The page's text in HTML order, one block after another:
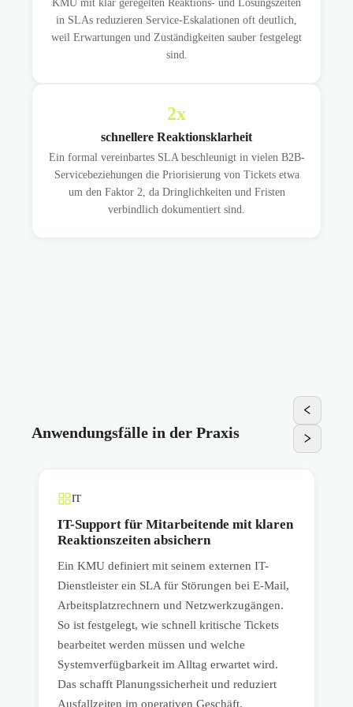
KMU mit klar geregelten Reaktions- und Lösungszeiten
in SLAs reduzieren Service-Eskalationen oft deutlich,
weil Erwartungen und Zuständigkeiten sauber festgelegt
sind.
2x
schnellere Reaktionsklarheit
Ein formal vereinbartes SLA beschleunigt in vielen B2B-
Servicebeziehungen die Priorisierung von Tickets etwa
um den Faktor 2, da Dringlichkeiten und Fristen
verbindlich dokumentiert sind.
Anwendungsfälle in der Praxis
IT
IT-Support für Mitarbeitende mit klaren
Reaktionszeiten absichern
Ein KMU definiert mit seinem externen IT-
Dienstleister ein SLA für Störungen bei E-Mail,
Arbeitsplatzrechnern und Netzwerkzugängen.
So ist festgelegt, wie schnell kritische Tickets
bearbeitet werden müssen und welche
Systemverfügbarkeit im Alltag erwartet wird.
Das schafft Planungssicherheit und reduziert
Ausfallzeiten im operativen Geschäft.